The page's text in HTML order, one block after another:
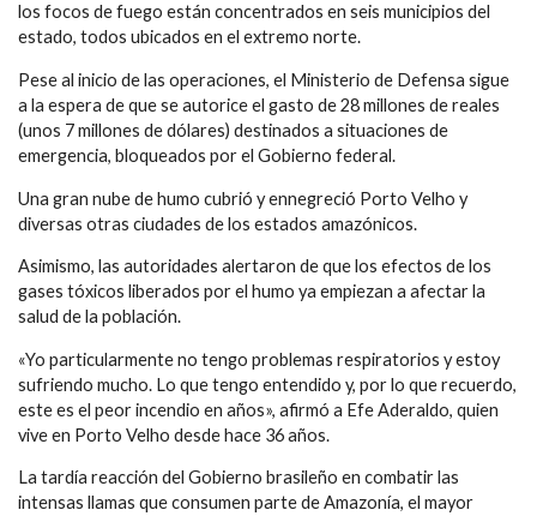
los focos de fuego están concentrados en seis municipios del
estado, todos ubicados en el extremo norte.
Pese al inicio de las operaciones, el Ministerio de Defensa sigue
a la espera de que se autorice el gasto de 28 millones de reales
(unos 7 millones de dólares) destinados a situaciones de
emergencia, bloqueados por el Gobierno federal.
Una gran nube de humo cubrió y ennegreció Porto Velho y
diversas otras ciudades de los estados amazónicos.
Asimismo, las autoridades alertaron de que los efectos de los
gases tóxicos liberados por el humo ya empiezan a afectar la
salud de la población.
«Yo particularmente no tengo problemas respiratorios y estoy
sufriendo mucho. Lo que tengo entendido y, por lo que recuerdo,
este es el peor incendio en años», afirmó a Efe Aderaldo, quien
vive en Porto Velho desde hace 36 años.
La tardía reacción del Gobierno brasileño en combatir las
intensas llamas que consumen parte de Amazonía, el mayor